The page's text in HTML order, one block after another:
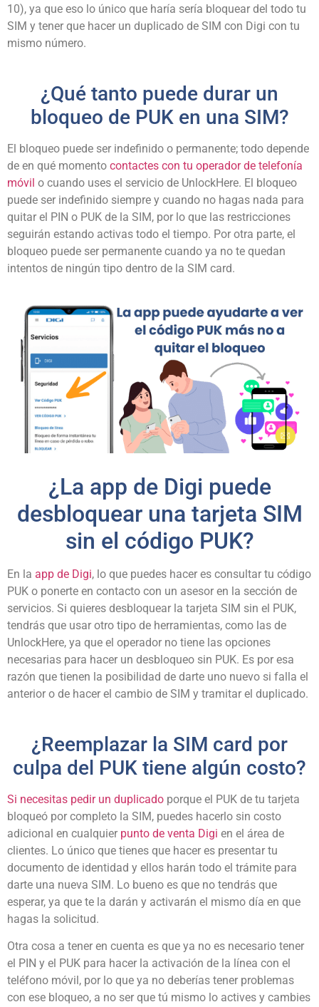
10), ya que eso lo único que haría sería bloquear del todo tu
SIM y tener que hacer un duplicado de SIM con Digi con tu
mismo número.
¿Qué tanto puede durar un
bloqueo de PUK en una SIM?
El bloqueo puede ser indefinido o permanente; todo depende
de en qué momento contactes con tu operador de telefonía
móvil o cuando uses el servicio de UnlockHere. El bloqueo
puede ser indefinido siempre y cuando no hagas nada para
quitar el PIN o PUK de la SIM, por lo que las restricciones
seguirán estando activas todo el tiempo. Por otra parte, el
bloqueo puede ser permanente cuando ya no te quedan
intentos de ningún tipo dentro de la SIM card.
¿La app de Digi puede
desbloquear una tarjeta SIM
sin el código PUK?
En la app de Digi, lo que puedes hacer es consultar tu código
PUK o ponerte en contacto con un asesor en la sección de
servicios. Si quieres desbloquear la tarjeta SIM sin el PUK,
tendrás que usar otro tipo de herramientas, como las de
UnlockHere, ya que el operador no tiene las opciones
necesarias para hacer un desbloqueo sin PUK. Es por esa
razón que tienen la posibilidad de darte uno nuevo si falla el
anterior o de hacer el cambio de SIM y tramitar el duplicado.
¿Reemplazar la SIM card por
culpa del PUK tiene algún costo?
Si necesitas pedir un duplicado porque el PUK de tu tarjeta
bloqueó por completo la SIM, puedes hacerlo sin costo
adicional en cualquier punto de venta Digi en el área de
clientes. Lo único que tienes que hacer es presentar tu
documento de identidad y ellos harán todo el trámite para
darte una nueva SIM. Lo bueno es que no tendrás que
esperar, ya que te la darán y activarán el mismo día en que
hagas la solicitud.
Otra cosa a tener en cuenta es que ya no es necesario tener
el PIN y el PUK para hacer la activación de la línea con el
teléfono móvil, por lo que ya no deberías tener problemas
con ese bloqueo, a no ser que tú mismo lo actives y cambies